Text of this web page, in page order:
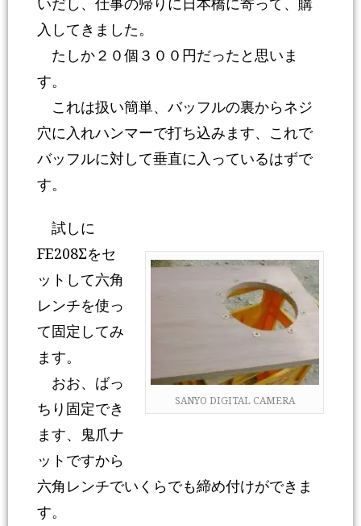
入してきました。
たしか２０個３００円だったと思いま
す。
これは扱い簡単、バッフルの裏からネジ
穴に入れハンマーで打ち込みます、これで
バッフルに対して垂直に入っているはずで
す。
SANYO DIGITAL CAMERA
試しに
FE208Σをセ
ットして六角
レンチを使っ
て固定してみ
ます。
おお、ばっ
ちり固定でき
ます、鬼爪ナ
ットですから
六角レンチでいくらでも締め付けができま
す。